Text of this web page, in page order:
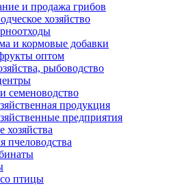
и продажа грибов
хозяйство
и кормовые добавки
оптом
рыбоводство
семеноводство
продукция
предприятия
пчеловодства
птицы